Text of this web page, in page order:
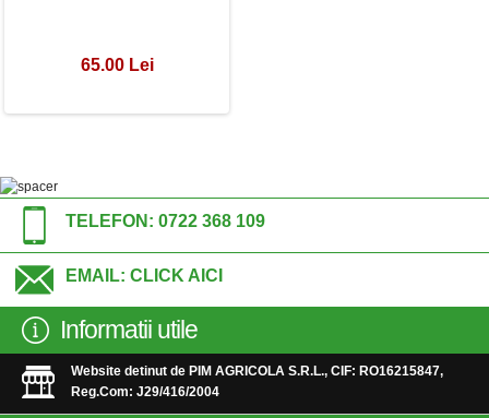
65.00 Lei
TELEFON: 0722 368 109
EMAIL: CLICK AICI
Informatii utile
Website detinut de PIM AGRICOLA S.R.L., CIF: RO16215847,
Reg.Com: J29/416/2004